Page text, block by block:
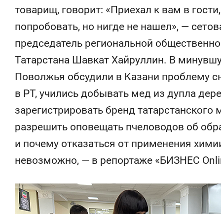
товарищ, говорит: «Приехал к вам в
попробовать, но нигде не нашел», —
председатель региональной
Татарстана Шавкат Хайруллин. В
Поволжья обсудили в Казани проблему
в РТ, учились добывать мед из дупла
зарегистрировать бренд
разрешить оповещать пчеловодов об
и почему отказаться от применения
невозможно, — в репортаже «БИЗНЕС
150 камер до квартиры и Face
ID вместо ключа: какой будет
безопасность в ЖК «Нова»
Опыт
природе,
с